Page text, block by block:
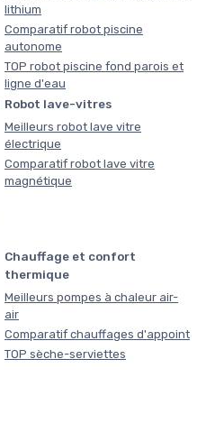
lithium
Comparatif robot piscine
autonome
TOP robot piscine fond parois et
ligne d'eau
Robot lave-vitres
Meilleurs robot lave vitre
électrique
Comparatif robot lave vitre
magnétique
Chauffage et confort
thermique
Meilleurs pompes à chaleur air-
air
Comparatif chauffages d'appoint
TOP sèche-serviettes